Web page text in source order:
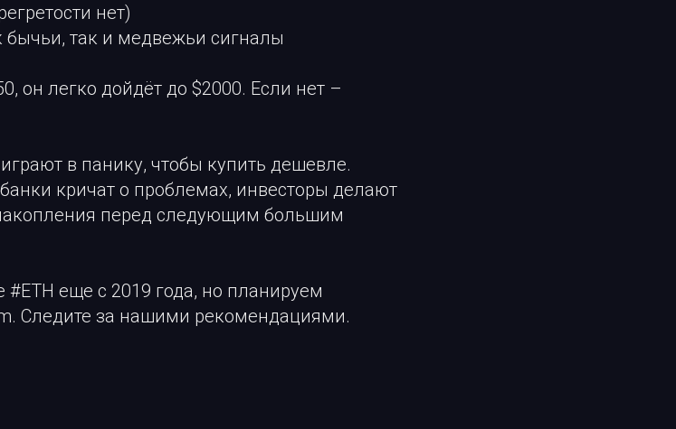
нет)
бычьи, так и медвежьи сигналы
он легко дойдёт до $2000. Если нет –
в панику, чтобы купить дешевле.
кричат о проблемах, инвесторы делают
перед следующим большим
еще с 2019 года, но планируем
Следите за нашими рекомендациями.